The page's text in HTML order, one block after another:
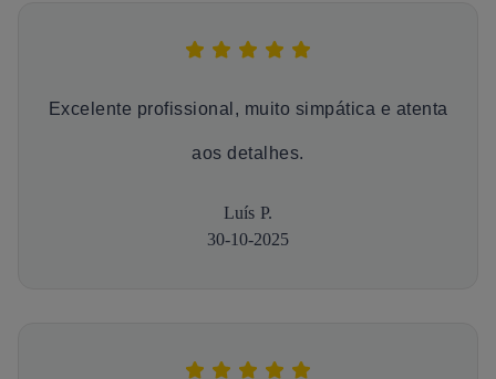
Excelente profissional, muito simpática e atenta
aos detalhes.
Luís P.
30-10-2025